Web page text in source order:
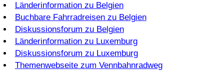
Länderinformation zu Belgien
Buchbare Fahrradreisen zu Belgien
Diskussionsforum zu Belgien
Länderinformation zu Luxemburg
Diskussionsforum zu Luxemburg
Themenwebseite zum Vennbahnradweg